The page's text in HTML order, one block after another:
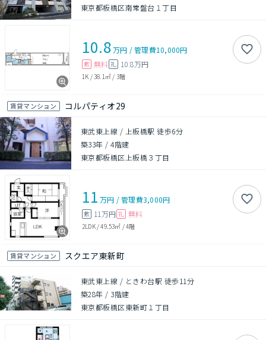
東京都板橋区南常盤台１丁目
10.8万円 /管理費10,000円
敷 無料 礼 10.8万円
1K /38.1㎡ / 3階
賃貸マンション コルパティオ29
東武東上線 / 上板橋駅 徒歩6分
築33年 /4階建
東京都板橋区上板橋３丁目
11 万円 /管理費3,000円
敷 11万円 礼 無料
2LDK/49.53㎡ /4階
賃貸マンション スクエア東新町
東武東上線 / ときわ台駅 徒歩11分
築28年 / 3階建
東京都板橋区東新町１丁目